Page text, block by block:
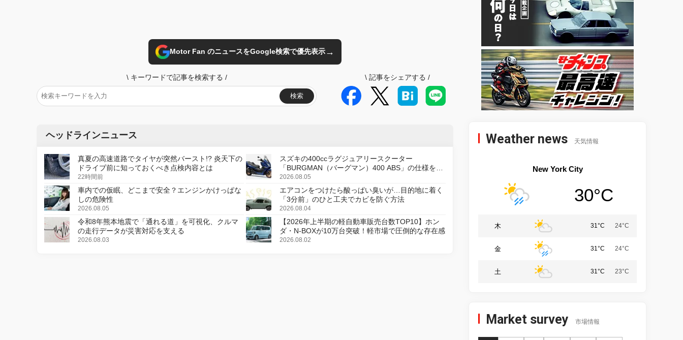
Motor Fan のニュースをGoogle検索で優先表示→
\ キーワードで記事を検索する /
検索
\ 記事をシェアする /
ヘッドラインニュース
真夏の高速道路でタイヤが突然バースト!? 炎天下の
ドライブ前に知っておくべき点検内容とは
22時間前
スズキの400ccラグジュアリースクーター
「BURGMAN（バーグマン）400 ABS」の仕様を変
更し、8月18日に発売
2026.08.05
車内での仮眠、どこまで安全？エンジンかけっぱな
しの危険性
2026.08.05
エアコンをつけたら酸っぱい臭いが…目的地に着く
「3分前」のひと工夫でカビを防ぐ方法
2026.08.04
令和8年熊本地震で「通れる道」を可視化、クルマ
の走行データが災害対応を支える
2026.08.03
【2026年上半期の軽自動車販売台数TOP10】ホン
ダ・N-BOXが10万台突破！軽市場で圧倒的な存在感
2026.08.02
Weather news 天気情報
New York City
30°C
木 31°C 24°C
金 31°C 24°C
土 31°C 23°C
Market survey 市場情報